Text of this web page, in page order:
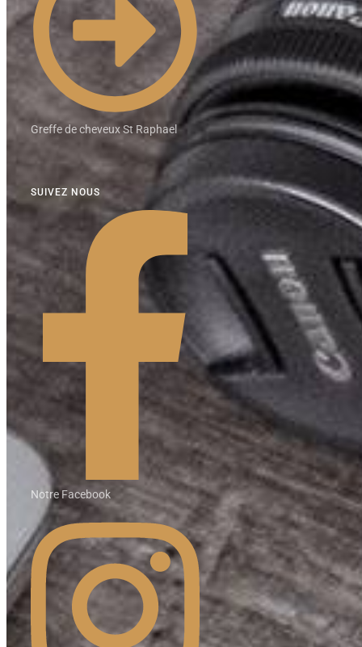
SUIVEZ NOUS
Notre Facebook
Greffe de cheveux St Raphael